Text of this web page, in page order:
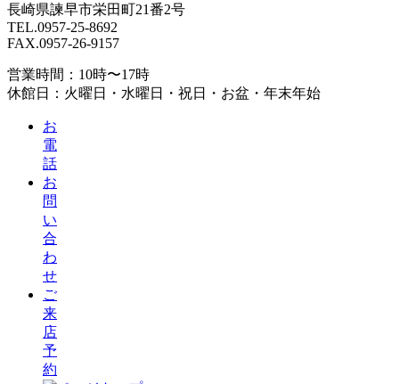
長崎県諫早市栄田町21番2号
TEL.0957-25-8692
FAX.0957-26-9157
営業時間：10時〜17時
休館日：火曜日・水曜日・祝日・お盆・年末年始
お
電
話
お
問
い
合
わ
せ
ご
来
店
予
約